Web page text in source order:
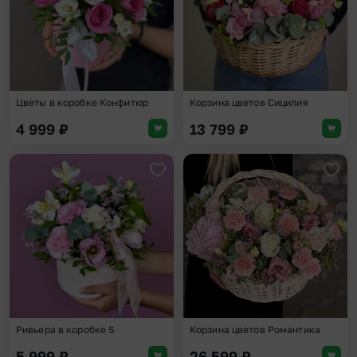
Цветы в коробке Конфитюр
4 999 ₽
Корзина цветов Сицилия
13 799 ₽
Добавить в избранное
Ривьера в коробке S Корзина цветов Романтика